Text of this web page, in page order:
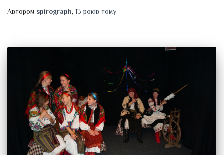
Автором spirograph, 13 років тому